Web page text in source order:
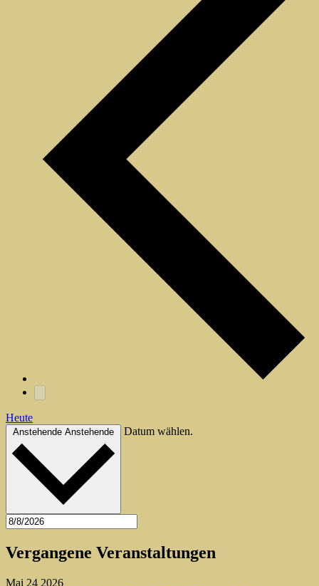
Heute
Anstehende Anstehende Datum wählen.
Vergangene Veranstaltungen
Mai 24 2026